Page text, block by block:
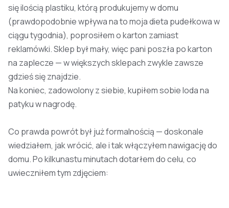
się ilością plastiku, którą produkujemy w domu
(prawdopodobnie wpływa na to moja dieta pudełkowa w
ciągu tygodnia), poprosiłem o karton zamiast
reklamówki. Sklep był mały, więc pani poszła po karton
na zaplecze — w większych sklepach zwykle zawsze
gdzieś się znajdzie.
Na koniec, zadowolony z siebie, kupiłem sobie loda na
patyku w nagrodę.
Co prawda powrót był już formalnością — doskonale
wiedziałem, jak wrócić, ale i tak włączyłem nawigację do
domu. Po kilkunastu minutach dotarłem do celu, co
uwieczniłem tym zdjęciem: